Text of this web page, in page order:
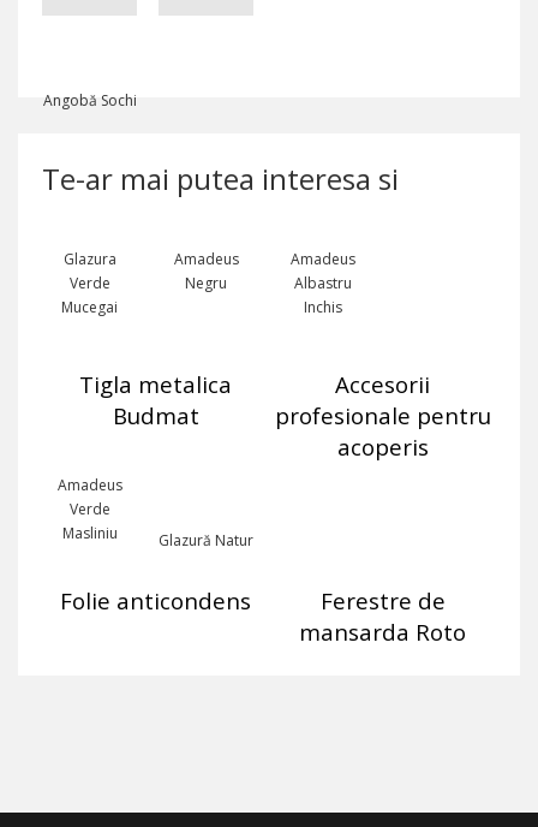
Angobă Sochi
Glazura
Verde
Mucegai
Amadeus
Negru
Amadeus
Albastru
Inchis
Amadeus
Verde
Masliniu
Glazură Natur
Te-ar mai putea interesa si
Tigla metalica
Budmat
Accesorii
profesionale pentru
acoperis
Folie anticondens
Ferestre de
mansarda Roto